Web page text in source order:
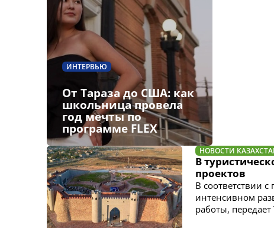
ИНТЕРВЬЮ
От Тараза до США: как
школьница провела
год мечты по
программе FLEX
НОВОСТИ
В
проектов
В соответствии
интенсивном
работы,